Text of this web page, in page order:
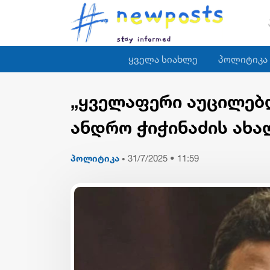
ყველა სიახლე პოლიტიკა
„ყველაფერი
ანდრო ჭიჭინაძის
პოლიტიკა • 31/7/2025 • 11:59